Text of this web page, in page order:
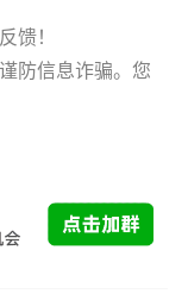
馈！
防信息诈骗。您